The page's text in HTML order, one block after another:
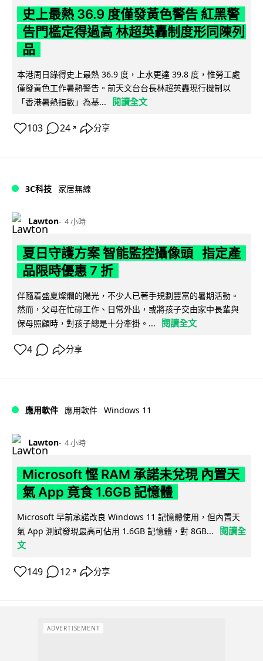
史上最熱 36.9 度僅發黃色警告 紅黑警
告門檻定得過高 林超英轟制度形同陳列
品
本港周日錄得史上最熱 36.9 度，上水更達 39.8 度，惟勞工處
僅發黃色工作暑熱警告。前天文台台長林超英轟現行機制以
「香港暑熱指數」為基...
閱讀全文
103 24 ↗ 分享
3C科技 家居無線
Lawton 4 小時
夏日守護方案 智能監控攝像頭 指定產
品限時優惠 7 折
伴隨着盛夏燦爛的陽光，不少人已著手規劃豐富的暑期活動。
然而，父母在忙碌工作、日常外出，或將孩子交由家中長輩與
保母照顧時，對孩子總是十分牽掛。...
閱讀全文
4 分享
應用軟件 應用軟件 Windows 11
Lawton 4 小時
Microsoft 慳 RAM 承諾未兌現 內置天
氣 App 竟食 1.6GB 記憶體
Microsoft 早前承諾改良 Windows 11 記憶體使用，但內置天
氣 App 測試發現最高可佔用 1.6GB 記憶體，對 8GB...
閱讀全
文
149 12 ↗ 分享
ADVERTISEMENT